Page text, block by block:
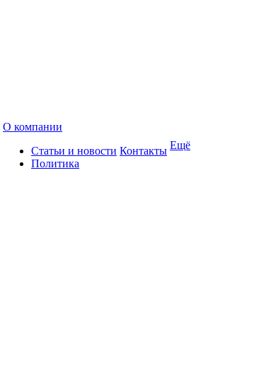
О компании
Статьи и новости
Политика
Контакты Ещё